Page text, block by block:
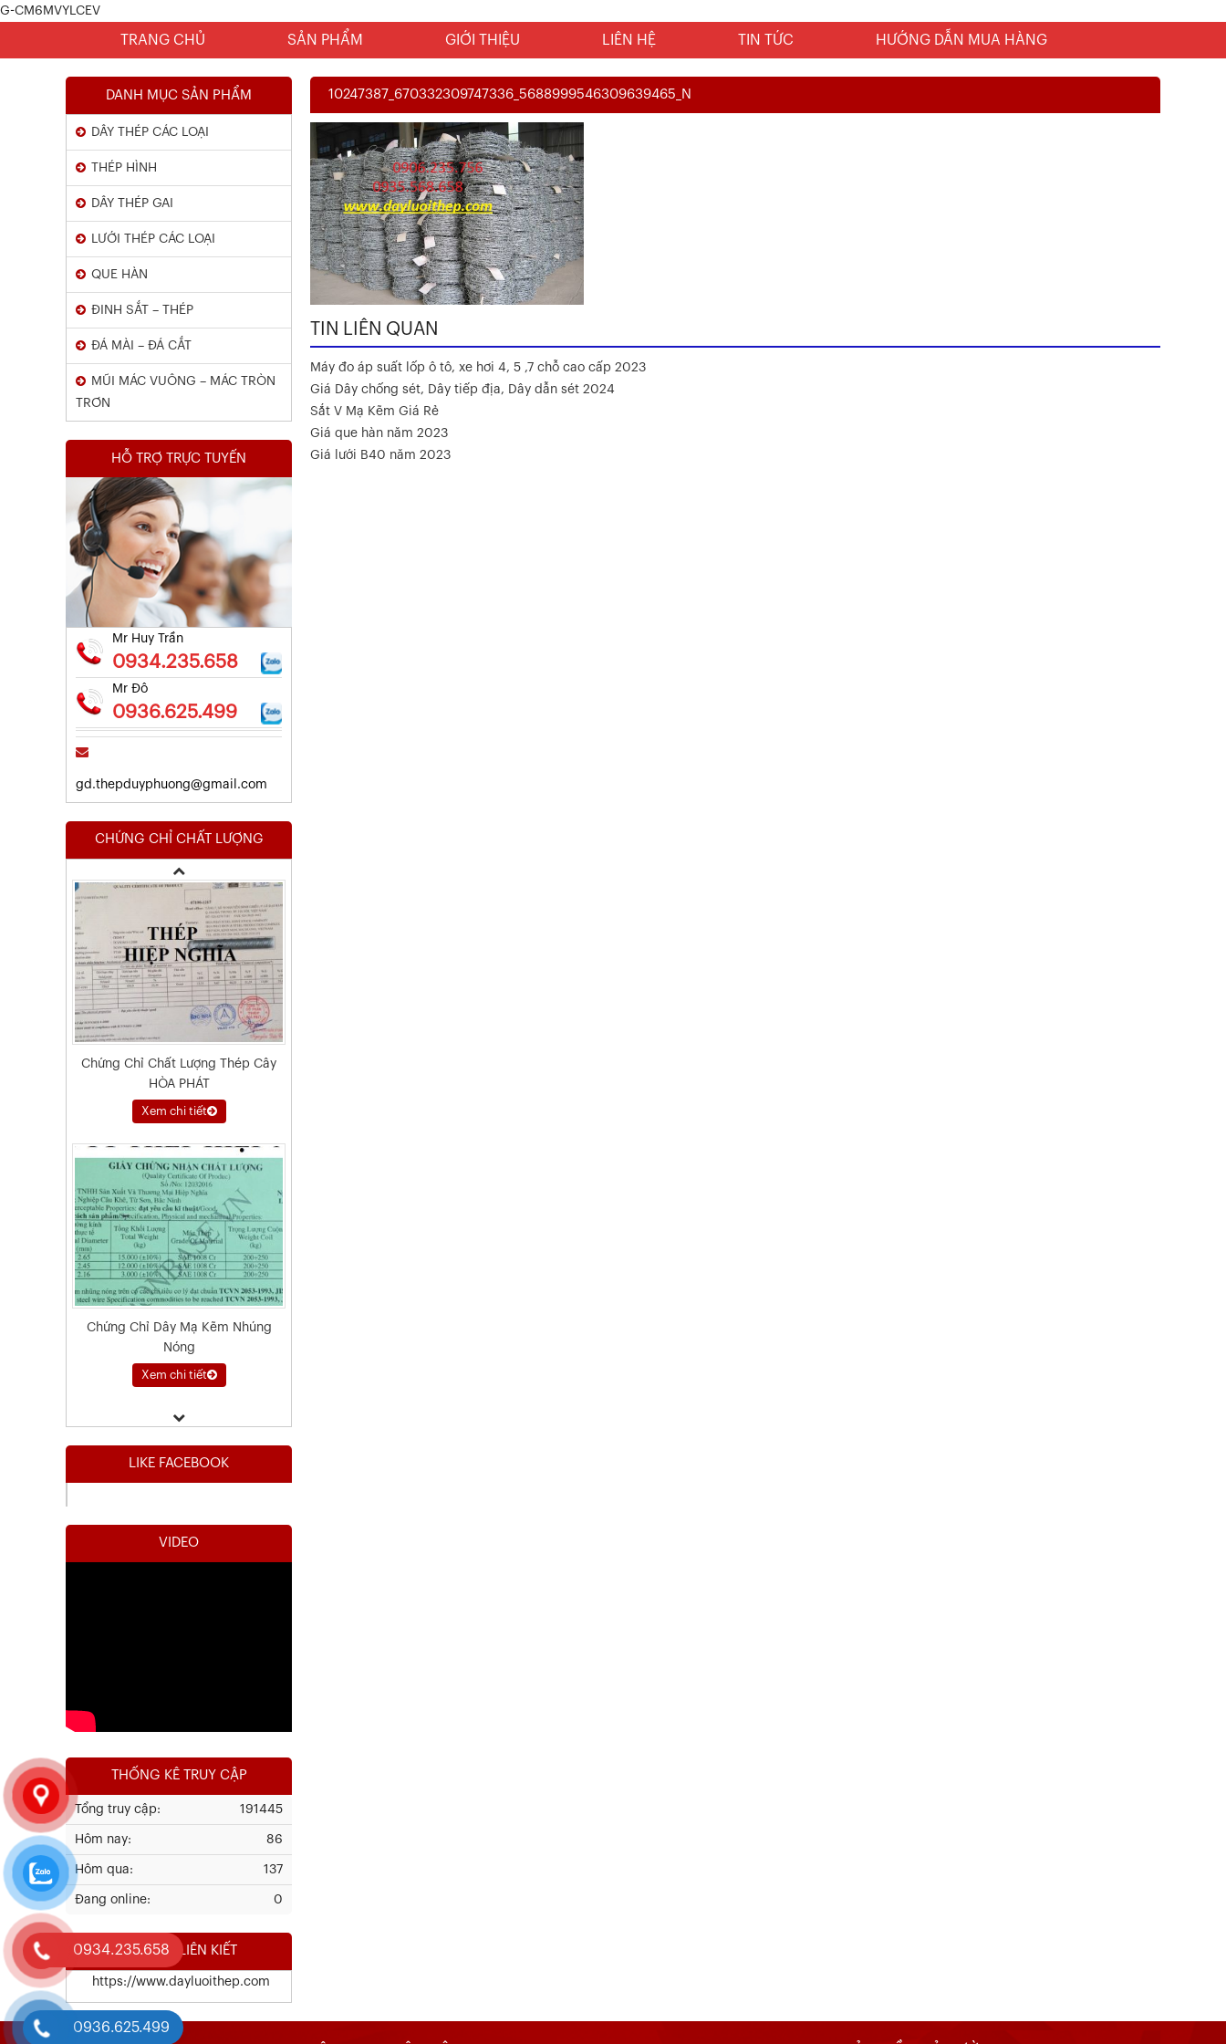
G-CM6MVYLCEV
TRANG CHỦ SẢN PHẨM GIỚI THIỆU LIÊN HỆ TIN TỨC HƯỚNG DẪN MUA HÀNG
10247387_670332309747336_5688999546309639465_N
TIN LIÊN QUAN
Máy đo áp suất lốp ô tô, xe hơi 4, 5 ,7 chỗ cao cấp 2023
Giá Dây chống sét, Dây tiếp địa, Dây dẫn sét 2024
Sắt V Mạ Kẽm Giá Rẻ
Giá que hàn năm 2023
Giá lưới B40 năm 2023
DANH MỤC SẢN PHẨM
DÂY THÉP CÁC LOẠI
THÉP HÌNH
DÂY THÉP GAI
LƯỚI THÉP CÁC LOẠI
QUE HÀN
ĐINH SẮT – THÉP
ĐÁ MÀI – ĐÁ CẮT
MŨI MÁC VUÔNG – MÁC TRÒN
TRƠN
HỖ TRỢ TRỰC TUYẾN
Mr Huy Trần
0934.235.658
Mr Đô
0936.625.499
gd.thepduyphuong@gmail.com
CHỨNG CHỈ CHẤT LƯỢNG
Chứng Chỉ Dây Mạ Kẽm Nhúng
Nóng
Kết Quả Thử Nghiệm Lưới Tô Tường
Xem chi tiết
Kết Quả Thử Nghiệm Lưới Tô Tường
Chứng Chỉ Chất Lượng Thép Cây
HÒA PHÁT
Xem chi tiết
Chứng Chỉ Dây Mạ Kẽm Nhúng
Nóng
Xem chi tiết
Kết Quả Thử Nghiệm Lưới Tô Tường
Xem chi tiết
LIKE FACEBOOK
VIDEO
THỐNG KÊ TRUY CẬP
191445
Tổng truy cập:
86
Hôm nay:
137
Hôm qua:
0
Đang online:
WEBSITE LIÊN KIẾT
https://www.dayluoithep.com
0934.235.658
0936.625.499